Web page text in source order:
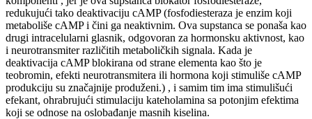
redukujući tako deaktivaciju cAMP (fosfodiesteraza je enzim koji
metaboliše cAMP i čini ga neaktivnim. Ova supstanca se ponaša kao
drugi intracelularni glasnik, odgovoran za hormonsku aktivnost, kao
i neurotransmiter različitih metaboličkih signala. Kada je
deaktivacija cAMP blokirana od strane elementa kao što je
teobromin, efekti neurotransmitera ili hormona koji stimuliše cAMP
produkciju su značajnije produženi.) , i samim tim ima stimulišući
efekant, ohrabrujući stimulaciju kateholamina sa potonjim efektima
koji se odnose na oslobađanje masnih kiselina.